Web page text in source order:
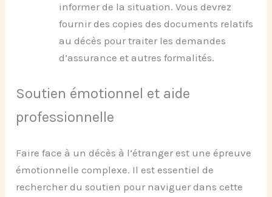
informer de la situation. Vous devrez
fournir des copies des documents relatifs
au décès pour traiter les demandes
d’assurance et autres formalités.
Soutien émotionnel et aide
professionnelle
Faire face à un décès à l’étranger est une épreuve
émotionnelle complexe. Il est essentiel de
rechercher du soutien pour naviguer dans cette